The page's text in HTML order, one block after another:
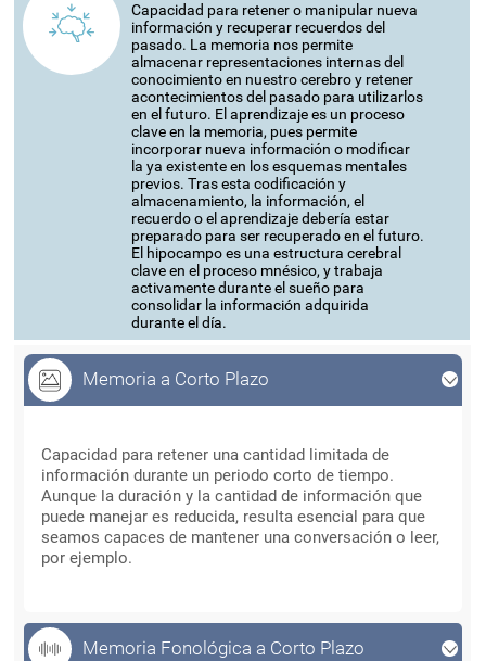
Capacidad para retener o manipular nueva
información y recuperar recuerdos del
pasado. La memoria nos permite
almacenar representaciones internas del
conocimiento en nuestro cerebro y retener
acontecimientos del pasado para utilizarlos
en el futuro. El aprendizaje es un proceso
clave en la memoria, pues permite
incorporar nueva información o modificar
la ya existente en los esquemas mentales
previos. Tras esta codificación y
almacenamiento, la información, el
recuerdo o el aprendizaje debería estar
preparado para ser recuperado en el futuro.
El hipocampo es una estructura cerebral
clave en el proceso mnésico, y trabaja
activamente durante el sueño para
consolidar la información adquirida
durante el día.
Memoria a Corto Plazo
Capacidad para retener una cantidad limitada de
información durante un periodo corto de tiempo.
Aunque la duración y la cantidad de información que
puede manejar es reducida, resulta esencial para que
seamos capaces de mantener una conversación o leer,
por ejemplo.
Memoria Fonológica a Corto Plazo